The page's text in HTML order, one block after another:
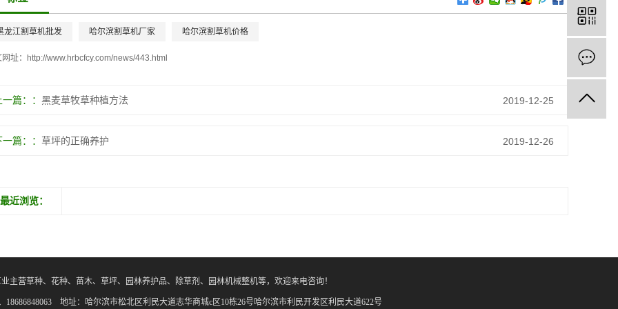
龙江割草机批发 哈尔滨割草机厂家 哈尔滨割草机价格
址： http://www.hrbcfcy.com/news/443.html
一篇： 黑麦草牧草种植方法 2019-12-25
篇： 草坪的正确养护 2019-12-26
最近浏览：
主营草种、花种、苗木、草坪、园林养护品、除草剂、园林机械整机等，欢迎来电咨询！
18686848063 地址：哈尔滨市松北区利民大道志华商城c区10栋26号哈尔滨市利民开发区利民大道622号